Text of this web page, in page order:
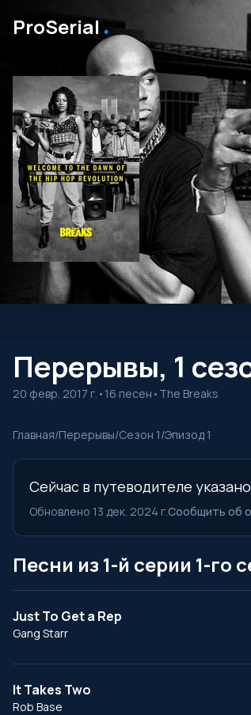
ProSerial․
Перерывы, 1
20 февр. 2017 г. • 16 песен • The Breaks
Главная/Перерывы/Сезон 1/Эпизод 1
Сейчас в путеводителе
Обновлено 13 дек. 2024 г.Сообщить об
Песни из 1-й серии 1-го
Just To Get a Rep
Gang Starr
It Takes Two
Rob Base